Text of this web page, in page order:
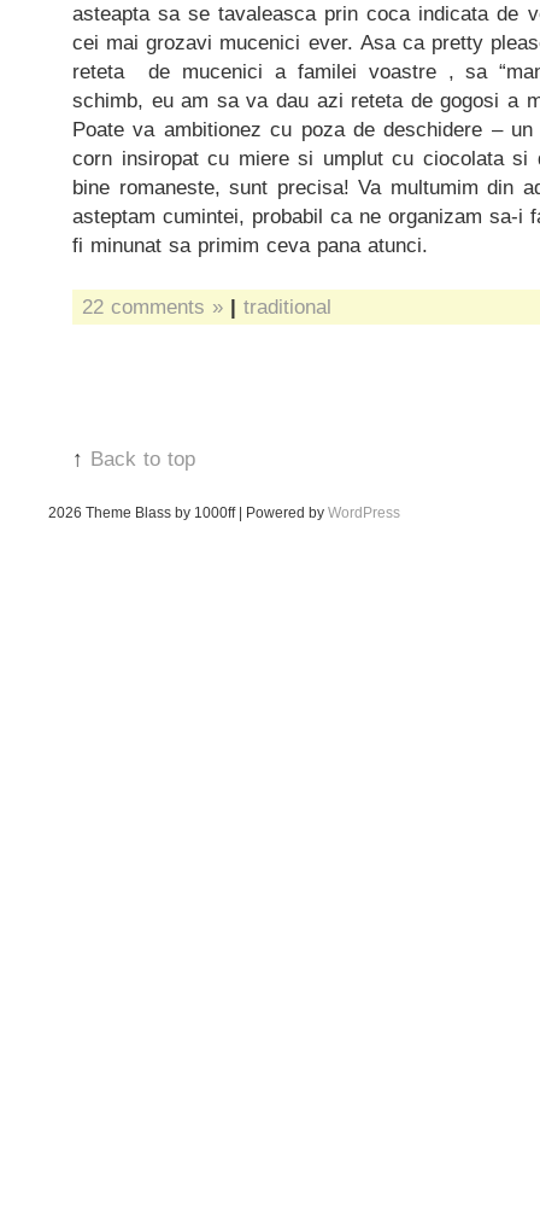
asteapta sa se tavaleasca prin coca indicata de
cei mai grozavi mucenici ever. Asa ca pretty
reteta de mucenici a familei voastre , sa
schimb, eu am sa va dau azi reteta de gogosi a
Poate va ambitionez cu poza de deschidere –
corn insiropat cu miere si umplut cu ciocolata si
bine romaneste, sunt precisa! Va multumim din
asteptam cumintei, probabil ca ne organizam sa-i
fi minunat sa primim ceva pana atunci.
22 comments » | traditional
↑ Back to top
2026 Theme Blass by 1000ff | Powered by WordPress